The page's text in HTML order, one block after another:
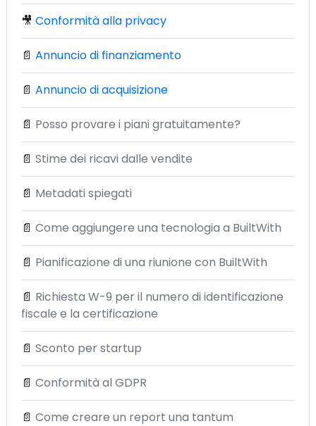
🎥 Conformità alla privacy
📄 Annuncio di finanziamento
📄 Annuncio di acquisizione
📄 Posso provare i piani gratuitamente?
📄 Stime dei ricavi dalle vendite
📄 Metadati spiegati
📄 Come aggiungere una tecnologia a BuiltWith
📄 Pianificazione di una riunione con BuiltWith
📄 Richiesta W-9 per il numero di identificazione
fiscale e la certificazione
📄 Sconto per startup
📄 Conformità al GDPR
📄 Come creare un report una tantum